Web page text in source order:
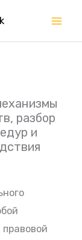
разбор
и